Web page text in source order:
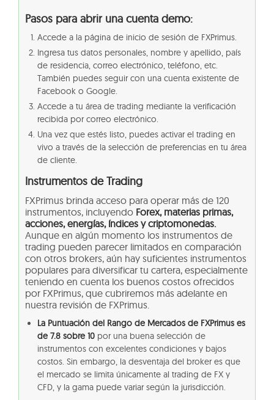
Pasos para abrir una cuenta demo:
Accede a la página de inicio de sesión de FXPrimus.
Ingresa tus datos personales, nombre y apellido, país
de residencia, correo electrónico, teléfono, etc.
También puedes seguir con una cuenta existente de
Facebook o Google.
Accede a tu área de trading mediante la verificación
recibida por correo electrónico.
Una vez que estés listo, puedes activar el trading en
vivo a través de la selección de preferencias en tu área
de cliente.
Instrumentos de Trading
FXPrimus brinda acceso para operar más de 120
instrumentos, incluyendo Forex, materias primas,
acciones, energías, índices y criptomonedas.
Aunque en algún momento los instrumentos de
trading pueden parecer limitados en comparación
con otros brokers, aún hay suficientes instrumentos
populares para diversificar tu cartera, especialmente
teniendo en cuenta los buenos costos ofrecidos
por FXPrimus, que cubriremos más adelante en
nuestra revisión de FXPrimus.
La Puntuación del Rango de Mercados de FXPrimus es
de 7.8 sobre 10 por una buena selección de
instrumentos con excelentes condiciones y bajos
costos. Sin embargo, la desventaja del broker es que
el mercado se limita únicamente al trading de FX y
CFD, y la gama puede variar según la jurisdicción.